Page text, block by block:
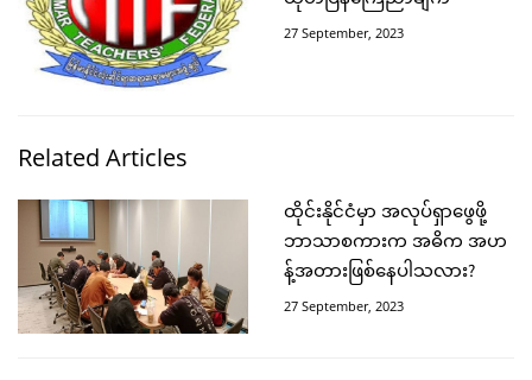
27 September, 2023
Related Articles
ထိုင်းနိုင်ငံမှာ အလုပ်ရှာဖွေဖို့
ဘာသာစကားက အဓိက အဟ
န့်အတားဖြစ်နေပါသလား?
27 September, 2023